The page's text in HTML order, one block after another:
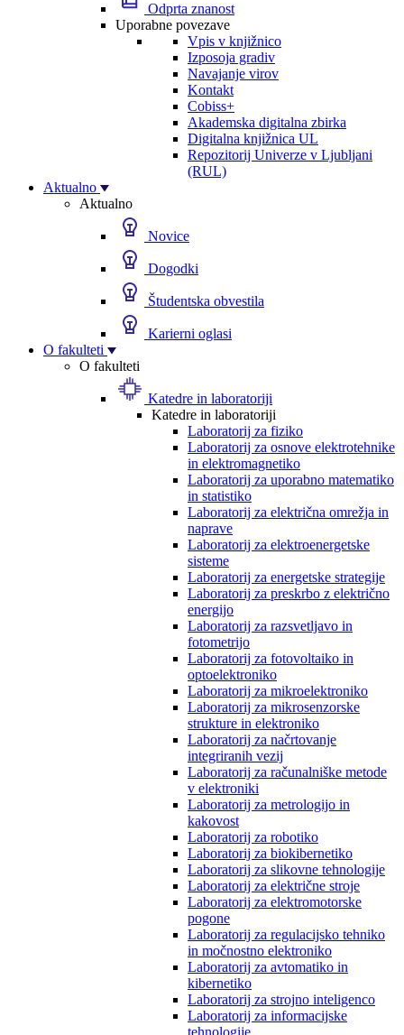
Odprta znanost
Uporabne povezave
Vpis v knjižnico
Izposoja gradiv
Navajanje virov
Kontakt
Cobiss+
Akademska digitalna zbirka
Digitalna knjižnica UL
Repozitorij Univerze v Ljubljani
(RUL)
Aktualno
Aktualno
Novice
Dogodki
Študentska obvestila
Karierni oglasi
O fakulteti
O fakulteti
Katedre in laboratoriji
Katedre in laboratoriji
Laboratorij za fiziko
Laboratorij za osnove elektrotehnike
in elektromagnetiko
Laboratorij za uporabno matematiko
in statistiko
Laboratorij za električna omrežja in
naprave
Laboratorij za elektroenergetske
sisteme
Laboratorij za energetske strategije
Laboratorij za preskrbo z električno
energijo
Laboratorij za razsvetljavo in
fotometrijo
Laboratorij za fotovoltaiko in
optoelektroniko
Laboratorij za mikroelektroniko
Laboratorij za mikrosenzorske
strukture in elektroniko
Laboratorij za načrtovanje
integriranih vezij
Laboratorij za računalniške metode
v elektroniki
Laboratorij za metrologijo in
kakovost
Laboratorij za robotiko
Laboratorij za biokibernetiko
Laboratorij za slikovne tehnologije
Laboratorij za električne stroje
Laboratorij za elektromotorske
pogone
Laboratorij za regulacijsko tehniko
in močnostno elektroniko
Laboratorij za avtomatiko in
kibernetiko
Laboratorij za strojno inteligenco
Laboratorij za informacijske
tehnologije